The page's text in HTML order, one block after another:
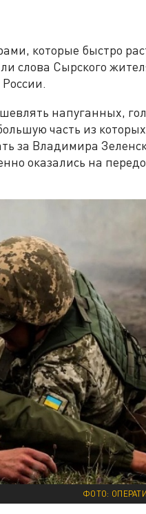
которые быстро
слова Сырского
напуганных,
часть из
за Владимира
оказались на
ФОТО: